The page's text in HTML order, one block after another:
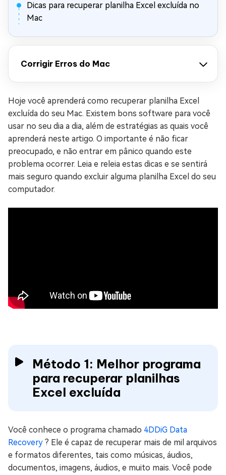
Dicas para recuperar planilha Excel excluída no
Mac
Corrigir Erros do Mac
Hoje você aprenderá como recuperar planilha Excel
excluída do seu Mac. Existem bons software para você
usar no seu dia a dia, além de estratégias as quais você
aprenderá neste artigo. O importante é não ficar
preocupado, e não entrar em pânico quando este
problema ocorrer. Leia e releia estas dicas e se sentirá
mais seguro quando excluir alguma planilha Excel do seu
computador.
Método 1: Melhor programa
para recuperar planilhas
Excel excluída
Você conhece o programa chamado 4DDiG Data
Recovery ? Ele é capaz de recuperar mais de mil arquivos
e formatos diferentes, tais como músicas, áudios,
documentos, imagens, áudios, e muito mais. Você pode